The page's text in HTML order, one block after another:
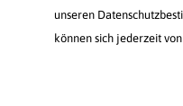
unseren
können sich jederzeit